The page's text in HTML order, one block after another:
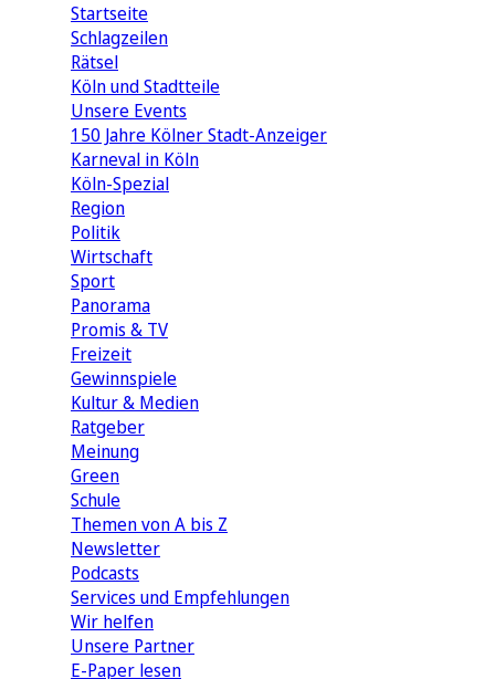
Startseite
Schlagzeilen
Rätsel
Köln und Stadtteile
Unsere Events
150 Jahre Kölner Stadt-Anzeiger
Karneval in Köln
Köln-Spezial
Region
Politik
Wirtschaft
Sport
Panorama
Promis & TV
Freizeit
Gewinnspiele
Kultur & Medien
Ratgeber
Meinung
Green
Schule
Themen von A bis Z
Newsletter
Podcasts
Services und Empfehlungen
Wir helfen
Unsere Partner
E-Paper lesen